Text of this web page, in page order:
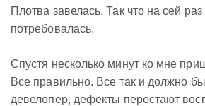
Плотва завелась. Так что на сей
потребовалась.
Спустя несколько минут ко мне
Все правильно. Все так и должно
девелопер, дефекты перестают